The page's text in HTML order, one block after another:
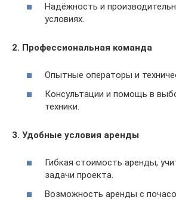
Надёжность и
условиях.
2. Профессиональная команда
Опытные операторы и
Консультации и помощь в
техники.
3. Удобные условия аренды
Гибкая стоимость аренды,
задачи проекта.
Возможность аренды с